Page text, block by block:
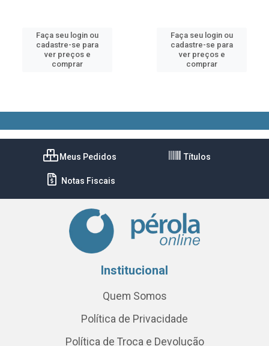
Faça seu login ou
cadastre-se para
ver preços e
comprar
Faça seu login ou
cadastre-se para
ver preços e
comprar
Meus Pedidos Títulos
Notas Fiscais
Institucional
Quem Somos
Política de Privacidade
Política de Troca e Devolução